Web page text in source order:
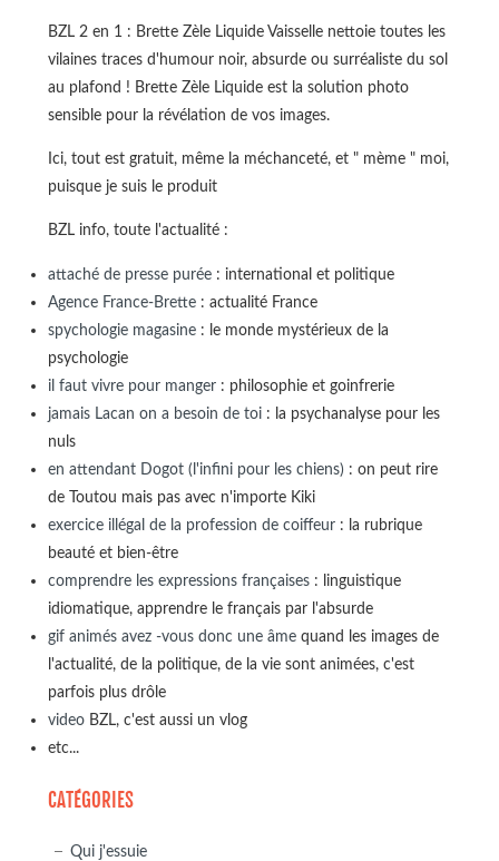
BZL 2 en 1 : Brette Zèle Liquide Vaisselle nettoie toutes les
vilaines traces d'humour noir, absurde ou surréaliste du sol
au plafond ! Brette Zèle Liquide est la solution photo
sensible pour la révélation de vos images.
Ici, tout est gratuit, même la méchanceté, et " mème " moi,
puisque je suis le produit
BZL info, toute l'actualité :
attaché de presse purée: international et politique
Agence France-Brette: actualité France
spychologie magasine: le monde mystérieux de la
psychologie
il faut vivre pour manger: philosophie et goinfrerie
jamais Lacan on a besoin de toi: la psychanalyse pour les
nuls
en attendant Dogot (l'infini pour les chiens): on peut rire
de Toutou mais pas avec n'importe Kiki
exercice illégal de la profession de coiffeur: la rubrique
beauté et bien-être
comprendre les expressions françaises: linguistique
idiomatique, apprendre le français par l'absurde
gif animés avez -vous donc une âmequand les images de
l'actualité, de la politique, de la vie sont animées, c'est
parfois plus drôle
videoBZL, c'est aussi un vlog
etc...
CATÉGORIES
Qui j'essuie